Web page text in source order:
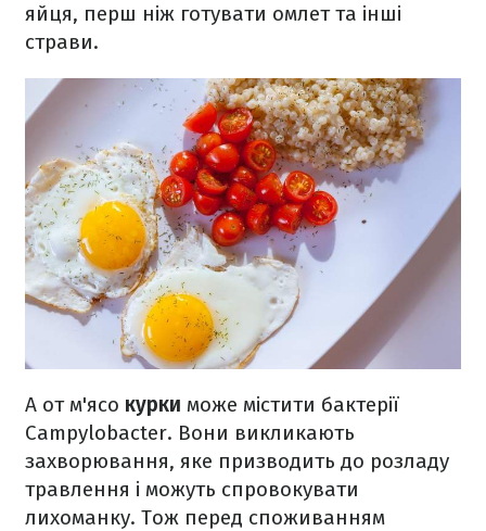
яйця, перш ніж готувати омлет та інші
страви.
А от м'ясо курки може містити бактерії
Campylobacter. Вони викликають
захворювання, яке призводить до розладу
травлення і можуть спровокувати
лихоманку. Тож перед споживанням